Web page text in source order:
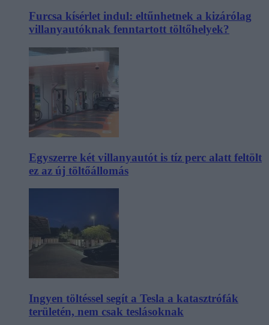
Furcsa kísérlet indul: eltűnhetnek a kizárólag
villanyautóknak fenntartott töltőhelyek?
Egyszerre két villanyautót is tíz perc alatt feltölt
ez az új töltőállomás
Ingyen töltéssel segít a Tesla a katasztrófák
területén, nem csak teslásoknak